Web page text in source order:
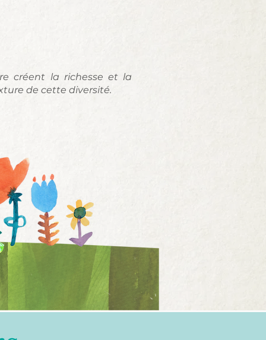
créent la richesse et la
de cette diversité.